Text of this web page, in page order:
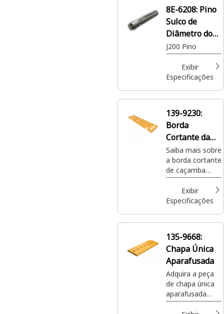
8E-6208: Pino
Sulco de
Diâmetro do
Pino de 11,13
mm
J200 Pino
Exibir
Especificações
139-9230:
Borda
Cortante da
Caçamba
Aparafusada
de 30 mm
Saiba mais sobre
a borda cortante
de caçamba
aparafusada
Cat®, peça 139-
9230, de 30 mm
Direito/Esquerdo
proteger a
caçamba contra
desgaste
enquanto
melhora o
desempenho.
Exibir
Especificações
135-9668:
Chapa Única
Aparafusada
Adquira a peça
de chapa única
aparafusada
Cat® de 50 mm